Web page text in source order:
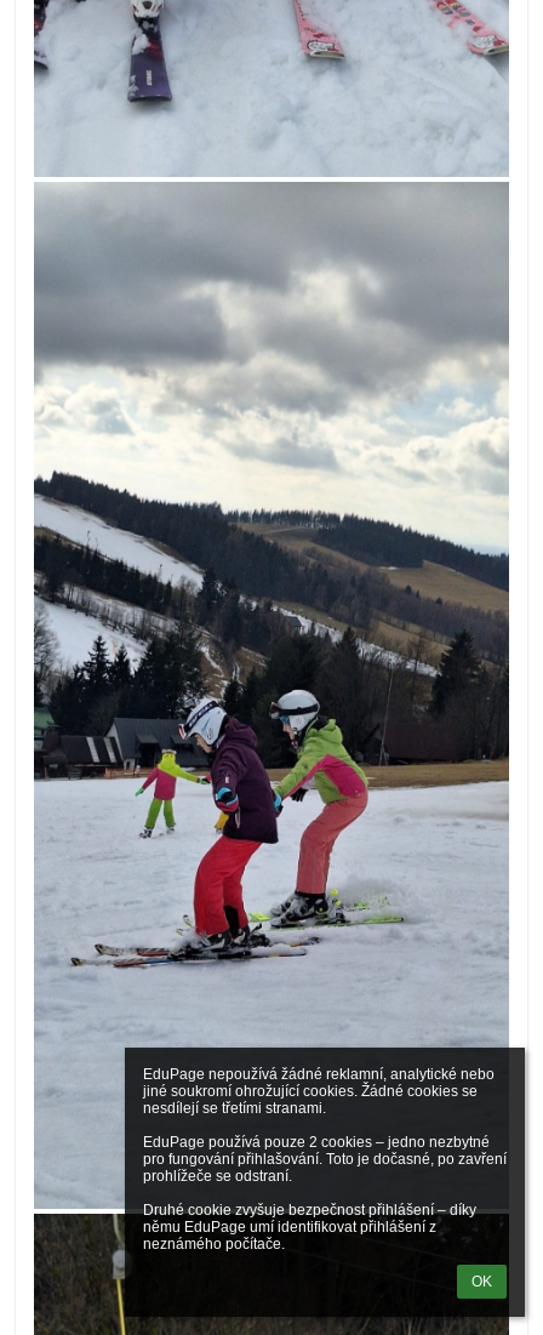
EduPage nepoužívá žádné reklamní, analytické nebo
jiné soukromí ohrožující cookies. Žádné cookies se
nesdílejí se třetími stranami.
EduPage používá pouze 2 cookies – jedno nezbytné
pro fungování přihlašování. Toto je dočasné, po zavření
prohlížeče se odstraní.
Druhé cookie zvyšuje bezpečnost přihlášení – díky
němu EduPage umí identifikovat přihlášení z
neznámého počítače.
OK